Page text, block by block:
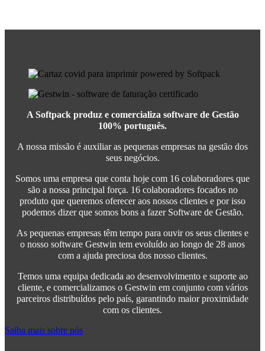
A Softpack produz e comercializa software de Gestão
100% português.
A nossa missão é auxiliar as pequenas empresas na gestão dos
seus negócios.
Somos uma empresa que conta hoje com 16 colaboradores que
são a nossa principal força. 16 colaboradores focados no
produto que queremos oferecer aos nossos clientes e por isso
podemos dizer que somos bons a fazer Software de Gestão.
As pequenas empresas têm tempo para ouvir os seus clientes e
o nosso software Gestwin tem evoluído ao longo de 28 anos
com a ajuda preciosa dos nosso clientes.
Temos uma equipa dedicada ao desenvolvimento e suporte ao
cliente, e comercializamos o Gestwin em conjunto com vários
parceiros distribuídos pelo país, garantindo maior proximidade
com os clientes.
Saiba mais sobre nós